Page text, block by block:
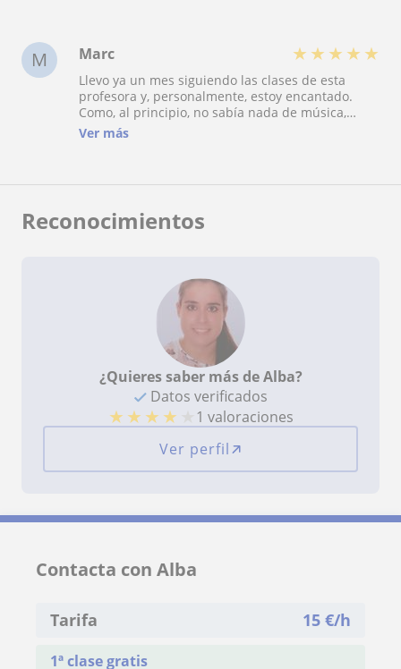
M Marc ★ ★ ★ ★ ★
Llevo ya un mes siguiendo las clases de esta
profesora y, personalmente, estoy encantado.
Como, al principio, no sabía nada de música,
hemos ido incorporando a las clases elementos
asignatura pendiente y os gusta la flauta
Ver más
Reconocimientos
¿Quieres saber más de Alba?
Datos verificados
★ ★ ★ ★
1 valoraciones
Ver perfil
Contacta con Alba
Tarifa 15 €/h
1ª clase gratis